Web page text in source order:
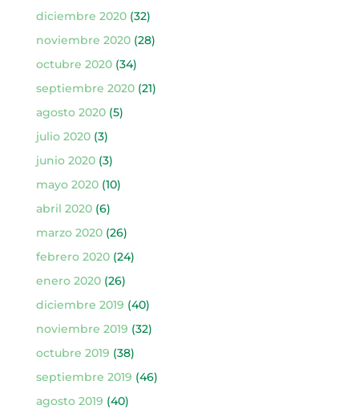
diciembre 2020(32)
noviembre 2020(28)
octubre 2020(34)
septiembre 2020(21)
agosto 2020(5)
julio 2020(3)
junio 2020(3)
mayo 2020(10)
abril 2020(6)
marzo 2020(26)
febrero 2020(24)
enero 2020(26)
diciembre 2019 (40)
noviembre 2019 (32)
octubre 2019 (38)
septiembre 2019 (46)
agosto 2019 (40)